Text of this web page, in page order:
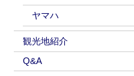
ヤマハ
観光地紹介
Q&A